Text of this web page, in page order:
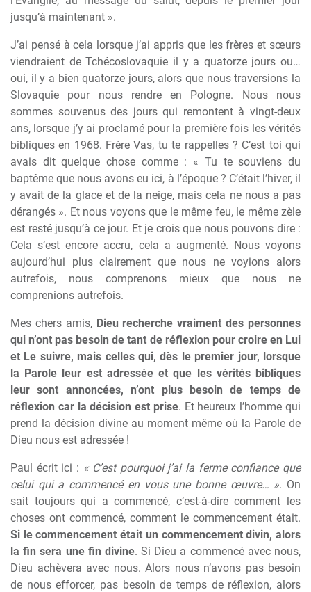
jusqu’à maintenant ».
J’ai pensé à cela lorsque j’ai appris que les frères et sœurs
viendraient de Tchécoslovaquie il y a quatorze jours ou…
oui, il y a bien quatorze jours, alors que nous traversions la
Slovaquie pour nous rendre en Pologne. Nous nous
sommes souvenus des jours qui remontent à vingt-deux
ans, lorsque j’y ai proclamé pour la première fois les vérités
bibliques en 1968. Frère Vas, tu te rappelles ? C’est toi qui
avais dit quelque chose comme : « Tu te souviens du
baptême que nous avons eu ici, à l’époque ? C’était l’hiver, il
y avait de la glace et de la neige, mais cela ne nous a pas
dérangés ». Et nous voyons que le même feu, le même zèle
est resté jusqu’à ce jour. Et je crois que nous pouvons dire :
Cela s’est encore accru, cela a augmenté. Nous voyons
aujourd’hui plus clairement que nous ne voyions alors
autrefois, nous comprenons mieux que nous ne
comprenions autrefois.
Mes chers amis, Dieu recherche vraiment des personnes
qui n’ont pas besoin de tant de réflexion pour croire en Lui
et Le suivre, mais celles qui, dès le premier jour, lorsque
la Parole leur est adressée et que les vérités bibliques
leur sont annoncées, n’ont plus besoin de temps de
réflexion car la décision est prise. Et heureux l’homme qui
prend la décision divine au moment même où la Parole de
Dieu nous est adressée !
Paul écrit ici : « C’est pourquoi j’ai la ferme confiance que
celui qui a commencé en vous une bonne œuvre… ». On
sait toujours qui a commencé, c’est-à-dire comment les
choses ont commencé, comment le commencement était.
Si le commencement était un commencement divin, alors
la fin sera une fin divine. Si Dieu a commencé avec nous,
Dieu achèvera avec nous. Alors nous n’avons pas besoin
de nous efforcer, pas besoin de temps de réflexion, alors